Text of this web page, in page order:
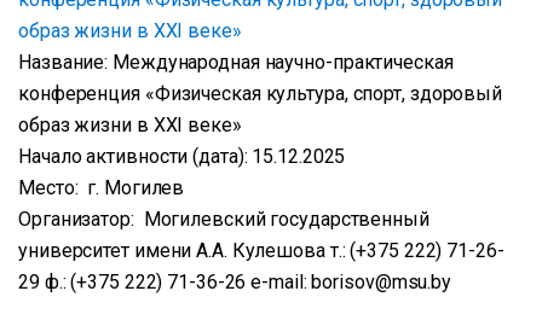
образ жизни в XXI веке»
Название: Международная научно-практическая
конференция «Физическая культура, спорт, здоровый
образ жизни в XXI веке»
Начало активности (дата): 15.12.2025
Место: г. Могилев
Организатор: Могилевский государственный
университет имени А.А. Кулешова т.: (+375 222) 71-26-
29 ф.: (+375 222) 71-36-26 e-mail: borisov@msu.by